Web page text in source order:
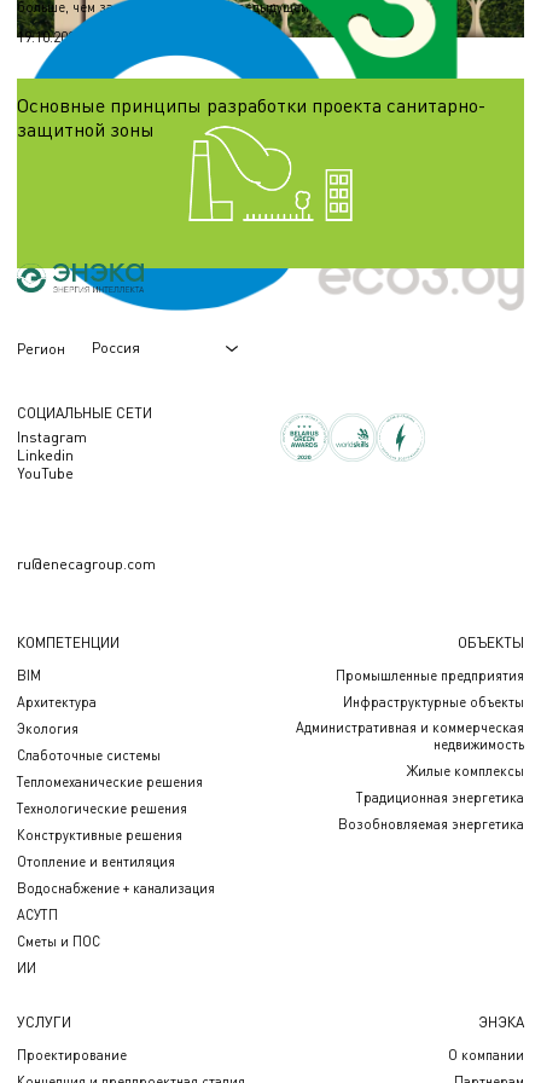
больше, чем за этот же период в предыдущем году
19.10.2024
Основные принципы разработки проекта санитарно-
защитной зоны
Под понятием «санитарно-защитная зона» имеется в виду территория с
особым режимом использования, размер которой обеспечивает достаточный
уровень безопасности здоровья населения от вредного воздействия
Регион Россия
СОЦИАЛЬНЫЕ СЕТИ
Instagram
Linkedin
YouTube
ru@enecagroup.com
КОМПЕТЕНЦИИ
BIM
Архитектура
Экология
Слаботочные системы
Тепломеханические решения
Технологические решения
Конструктивные решения
Отопление и вентиляция
Водоснабжение + канализация
АСУТП
Сметы и ПОС
ИИ
ОБЪЕКТЫ
Промышленные предприятия
Инфраструктурные объекты
Административная и коммерческая
недвижимость
Жилые комплексы
Традиционная энергетика
Возобновляемая энергетика
УСЛУГИ
Проектирование
ЭНЭКА
О компании